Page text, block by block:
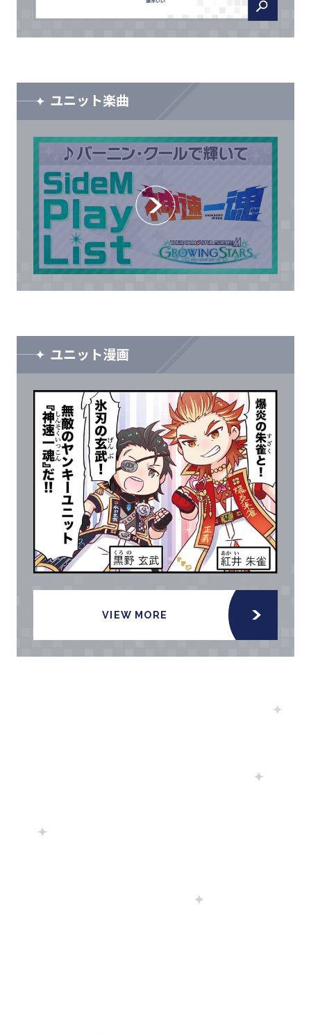
ユニット楽曲
ユニット漫画
VIEW MORE
CLOSE
CLOSE